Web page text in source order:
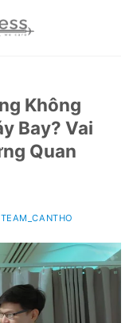
Không
Bay? Vai
Quan
TEAM_CANTHO